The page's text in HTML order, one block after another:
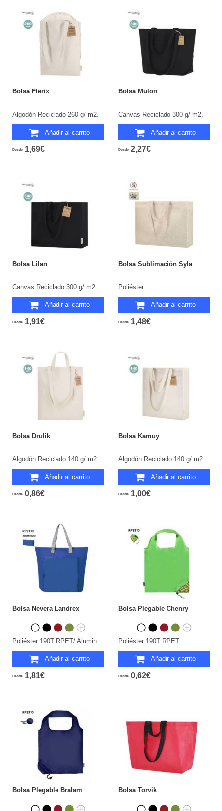
Bolsa Flerix
Algodón Reciclado 260 g/ m2.
Añadir al carrito
Desde 1,69€
Bolsa Mulon
Canvas Reciclado 300 g/ m2.
Añadir al carrito
Desde 2,27€
Bolsa Lilan
Canvas Reciclado 300 g/ m2.
Añadir al carrito
Desde 1,91€
Bolsa Sublimación Syla
Poliéster.
Añadir al carrito
Desde 1,48€
Bolsa Drulik
Algodón Reciclado 140 g/ m2.
Añadir al carrito
Desde 0,86€
Bolsa Kamuy
Algodón Reciclado 140 g/ m2.
Añadir al carrito
Desde 1,00€
Bolsa Nevera Landrex
Añadir al carrito
Desde 1,81€
Bolsa Plegable Chenry
Poliéster 190T RPET.
Añadir al carrito
Desde 0,62€
Bolsa Plegable Bralam Bolsa Torvik